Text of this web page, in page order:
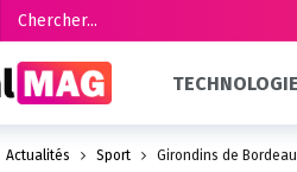
TECHNOLOGIE
Actualités Sport Girondins de